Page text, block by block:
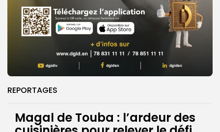
REPORTAGES
Magal de Touba : l’ardeur des